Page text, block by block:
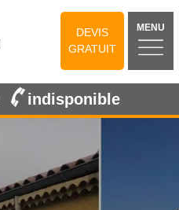
DEVIS
GRATUIT
MENU
indisponible